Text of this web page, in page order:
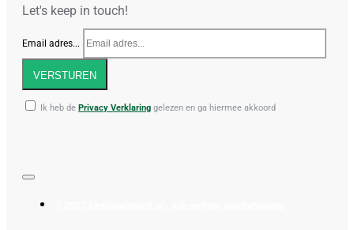
Let's keep in touch!
Email adres...
VERSTUREN
Ik heb de Privacy Verklaring gelezen en ga hiermee akkoord